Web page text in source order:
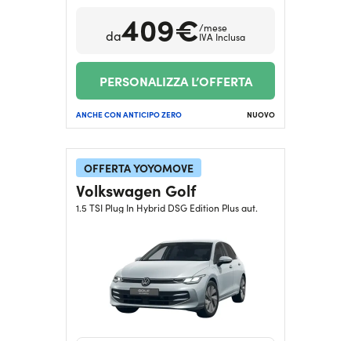
da409€/mese
IVA Inclusa
PERSONALIZZA L’OFFERTA
ANCHE CON ANTICIPO ZERO NUOVO
OFFERTA YOYOMOVE
Volkswagen Golf
1.5 TSI Plug In Hybrid DSG Edition Plus aut.